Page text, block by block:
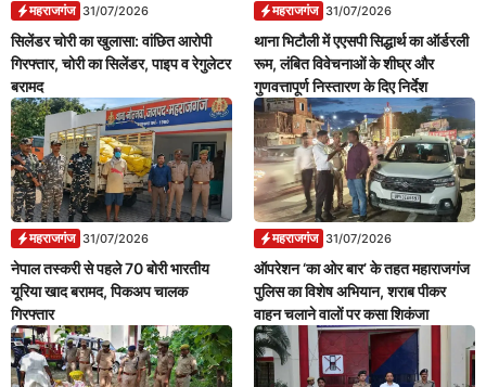
महराजगंज 31/07/2026
सिलेंडर चोरी का खुलासा: वांछित आरोपी
गिरफ्तार, चोरी का सिलेंडर, पाइप व रेगुलेटर
बरामद
महराजगंज 31/07/2026
थाना भिटौली में एएसपी सिद्धार्थ का ऑर्डरली
रूम, लंबित विवेचनाओं के शीघ्र और
गुणवत्तापूर्ण निस्तारण के दिए निर्देश
महराजगंज 31/07/2026
नेपाल तस्करी से पहले 70 बोरी भारतीय
यूरिया खाद बरामद, पिकअप चालक
गिरफ्तार
महराजगंज 31/07/2026
ऑपरेशन ‘का ओर बार’ के तहत महाराजगंज
पुलिस का विशेष अभियान, शराब पीकर
वाहन चलाने वालों पर कसा शिकंजा